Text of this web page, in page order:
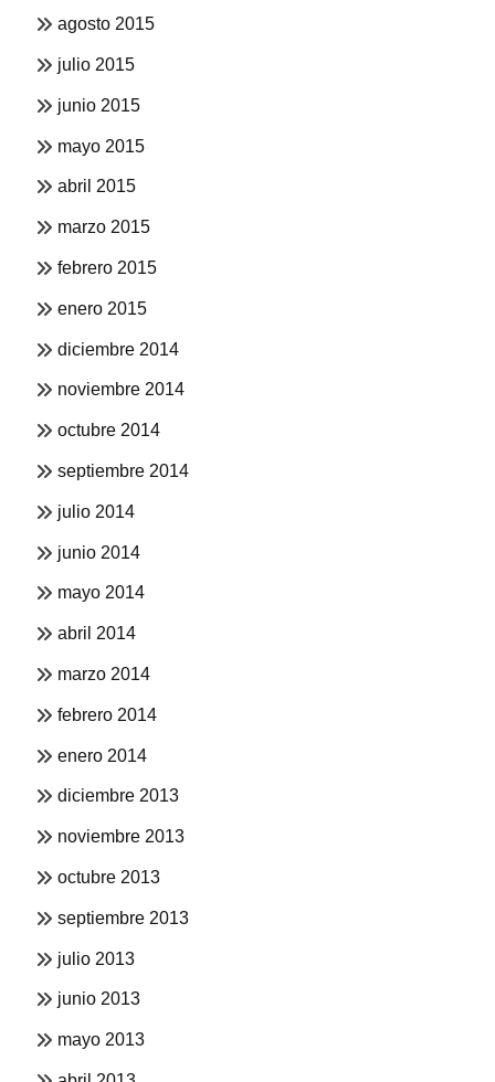
agosto 2015
julio 2015
junio 2015
mayo 2015
abril 2015
marzo 2015
febrero 2015
enero 2015
diciembre 2014
noviembre 2014
octubre 2014
septiembre 2014
julio 2014
junio 2014
mayo 2014
abril 2014
marzo 2014
febrero 2014
enero 2014
diciembre 2013
noviembre 2013
octubre 2013
septiembre 2013
julio 2013
junio 2013
mayo 2013